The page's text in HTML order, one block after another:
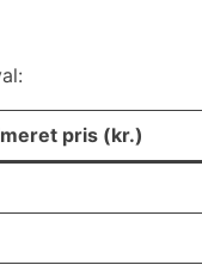
pris (kr.)